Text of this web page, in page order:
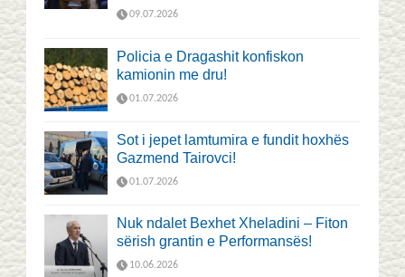
09.07.2026
Policia e Dragashit konfiskon
kamionin me dru!
01.07.2026
Sot i jepet lamtumira e fundit hoxhës
Gazmend Tairovci!
01.07.2026
Nuk ndalet Bexhet Xheladini – Fiton
sërish grantin e Performansës!
10.06.2026